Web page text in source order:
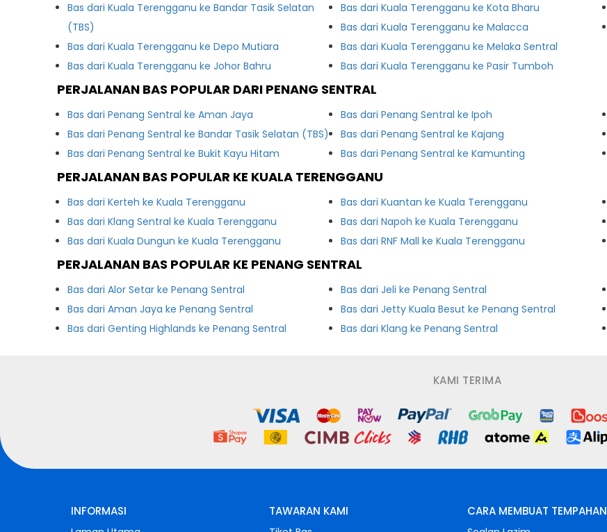
Bas dari Kuala Terengganu ke Bandar Tasik Selatan
(TBS)
Bas dari Kuala Terengganu ke Depo Mutiara
Bas dari Kuala Terengganu ke Johor Bahru
Bas dari Kuala Terengganu ke Kota Bharu
Bas dari Kuala Terengganu ke Malacca
Bas dari Kuala Terengganu ke Melaka Sentral
Bas dari Kuala Terengganu ke Pasir Tumboh
PERJALANAN BAS POPULAR DARI PENANG SENTRAL
Bas dari Penang Sentral ke Aman Jaya
Bas dari Penang Sentral ke Bandar Tasik Selatan (TBS)
Bas dari Penang Sentral ke Bukit Kayu Hitam
Bas dari Penang Sentral ke Ipoh
Bas dari Penang Sentral ke Kajang
Bas dari Penang Sentral ke Kamunting
PERJALANAN BAS POPULAR KE KUALA TERENGGANU
Bas dari Kerteh ke Kuala Terengganu
Bas dari Klang Sentral ke Kuala Terengganu
Bas dari Kuala Dungun ke Kuala Terengganu
Bas dari Kuantan ke Kuala Terengganu
Bas dari Napoh ke Kuala Terengganu
Bas dari RNF Mall ke Kuala Terengganu
PERJALANAN BAS POPULAR KE PENANG SENTRAL
Bas dari Alor Setar ke Penang Sentral
Bas dari Aman Jaya ke Penang Sentral
Bas dari Genting Highlands ke Penang Sentral
Bas dari Jeli ke Penang Sentral
Bas dari Jetty Kuala Besut ke Penang Sentral
Bas dari Klang ke Penang Sentral
KAMI TERIMA
INFORMASI TAWARAN KAMI CARA MEMBUAT TEMPAHAN